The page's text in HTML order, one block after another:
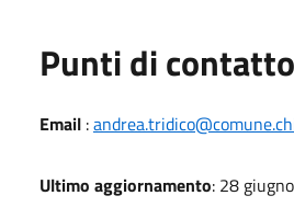
Punti di contatto
Email :
Ultimo aggiornamento: 28